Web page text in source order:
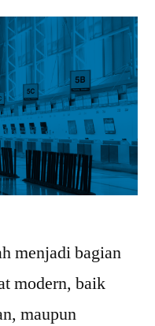
menjadi bagian
modern, baik
maupun